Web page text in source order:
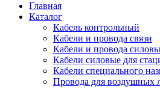
Главная
Каталог
Кабель контрольный
Кабели и провода связи
Кабели и провода
Кабели силовые для
Кабели специального
Провода для воздушных